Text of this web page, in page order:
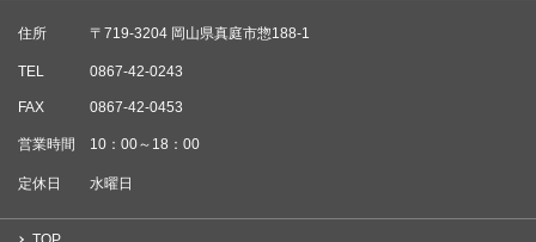
住所 〒719-3204 岡山県真庭市惣188-1
TEL 0867-42-0243
FAX 0867-42-0453
営業時間 10：00～18：00
定休日 水曜日